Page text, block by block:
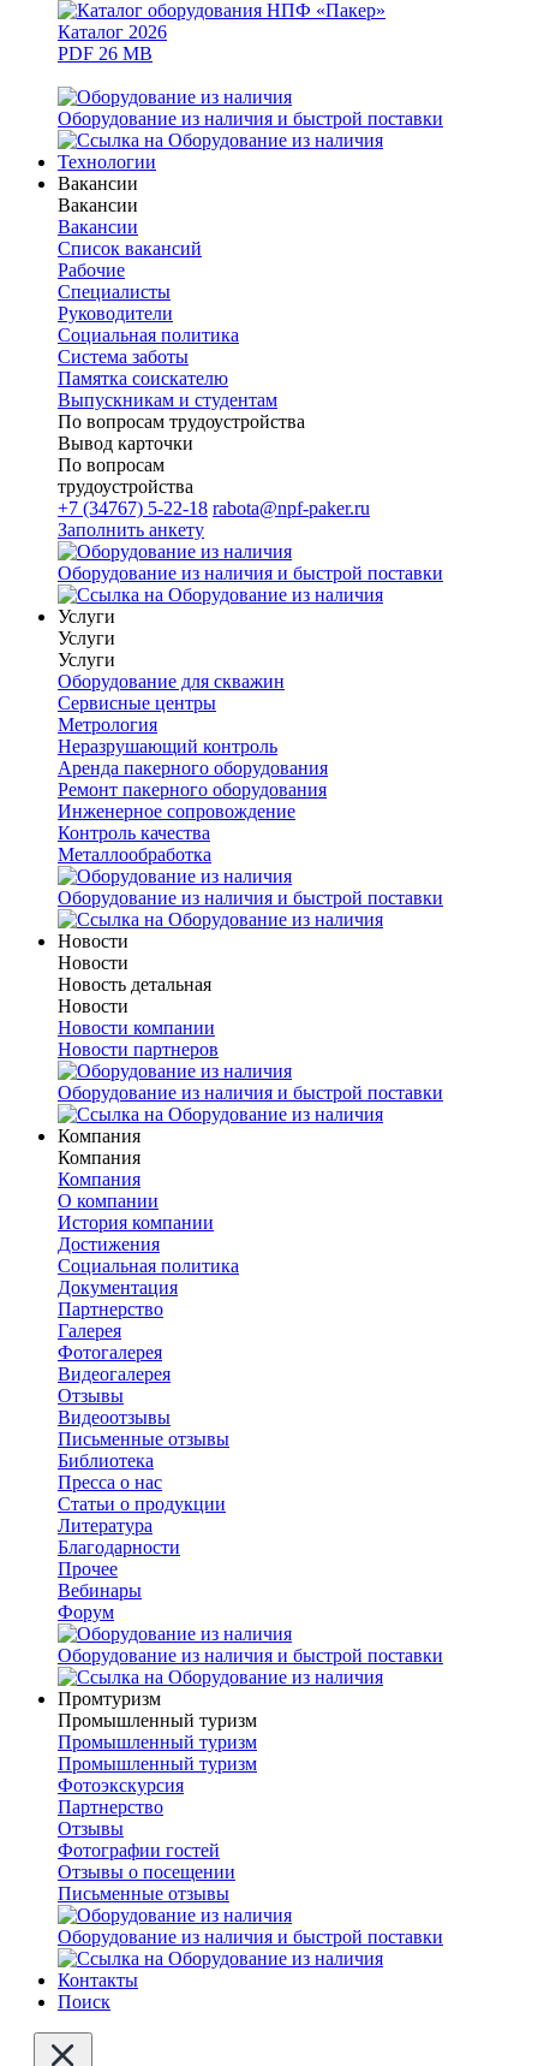
Каталог 2026
PDF 26 MB
Оборудование из наличия и быстрой поставки
Технологии
Вакансии
Вакансии
Вакансии
Список вакансий
Рабочие
Специалисты
Руководители
Cоциальная политика
Система заботы
Памятка соискателю
Выпускникам и студентам
По вопросам трудоустройства
Вывод карточки
По вопросам
трудоустройства
+7 (34767) 5-22-18 rabota@npf-paker.ru
Заполнить анкету
Оборудование из наличия и быстрой поставки
Услуги
Услуги
Услуги
Оборудование для скважин
Сервисные центры
Метрология
Неразрушающий контроль
Аренда пакерного оборудования
Ремонт пакерного оборудования
Инженерное сопровождение
Контроль качества
Металлообработка
Оборудование из наличия и быстрой поставки
Новости
Новости
Новость детальная
Новости
Новости компании
Новости партнеров
Оборудование из наличия и быстрой поставки
Компания
Компания
Компания
О компании
История компании
Достижения
Социальная политика
Документация
Партнерство
Галерея
Фотогалерея
Видеогалерея
Отзывы
Видеоотзывы
Письменные отзывы
Библиотека
Пресса о нас
Статьи о продукции
Литература
Благодарности
Прочее
Вебинары
Форум
Оборудование из наличия и быстрой поставки
Промтуризм
Промышленный туризм
Промышленный туризм
Промышленный туризм
Фотоэкскурсия
Партнерство
Отзывы
Фотографии гостей
Отзывы о посещении
Письменные отзывы
Оборудование из наличия и быстрой поставки
Контакты
Поиск